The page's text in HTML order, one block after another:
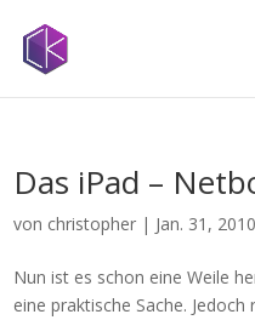
Das iPad –
von christopher | Jan. 31, 2010
Nun ist es schon eine Weile
eine praktische Sache.